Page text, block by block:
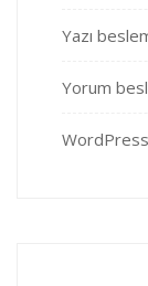
Yazı
Yorum